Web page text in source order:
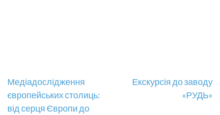
Навігація
записів
Медіадослідження
європейських столиць:
від серця Європи до
Екскурсія до заводу
«РУДЬ»